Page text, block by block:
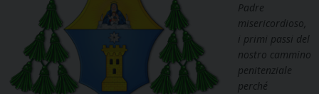
Padre
misericordioso,
i primi passi del
nostro cammino
penitenziale
perché